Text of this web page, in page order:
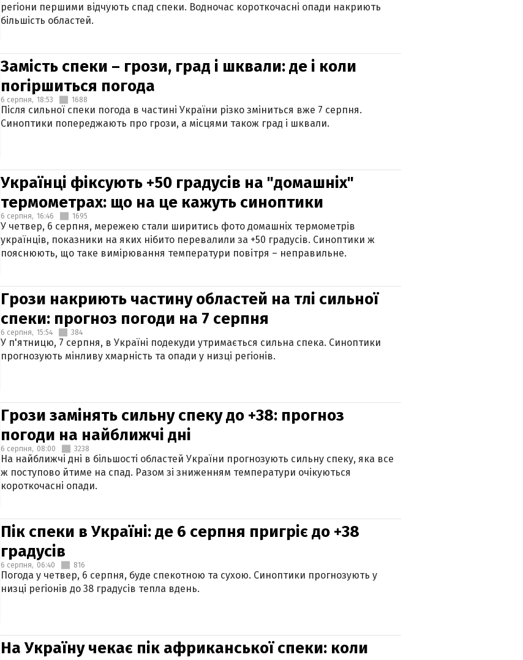
регіони першими відчують спад спеки. Водночас короткочасні опади накриють
більшість областей.
Замість спеки – грози, град і шквали: де і коли
погіршиться погода
6 серпня, 18:53 1688
Після сильної спеки погода в частині України різко зміниться вже 7 серпня.
Синоптики попереджають про грози, а місцями також град і шквали.
Українці фіксують +50 градусів на "домашніх"
термометрах: що на це кажуть синоптики
6 серпня, 16:46 1695
У четвер, 6 серпня, мережею стали ширитись фото домашніх термометрів
українців, показники на яких нібито перевалили за +50 градусів. Синоптики ж
пояснюють, що таке вимірювання температури повітря – неправильне.
Грози накриють частину областей на тлі сильної
спеки: прогноз погоди на 7 серпня
6 серпня, 15:54 384
У п'ятницю, 7 серпня, в Україні подекуди утримається сильна спека. Синоптики
прогнозують мінливу хмарність та опади у низці регіонів.
Грози замінять сильну спеку до +38: прогноз
погоди на найближчі дні
6 серпня, 08:00 3238
На найближчі дні в більшості областей України прогнозують сильну спеку, яка все
ж поступово йтиме на спад. Разом зі зниженням температури очікуються
короткочасні опади.
Пік спеки в Україні: де 6 серпня пригріє до +38
градусів
6 серпня, 06:40 816
Погода у четвер, 6 серпня, буде спекотною та сухою. Синоптики прогнозують у
низці регіонів до 38 градусів тепла вдень.
На Україну чекає пік африканської спеки: коли